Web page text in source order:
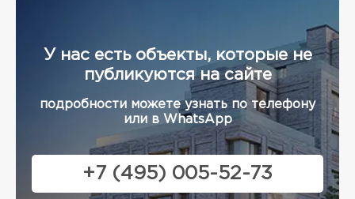
У нас есть объекты, которые не
публикуются на сайте
подробности можете узнать по телефону
или в WhatsApp
+7 (495) 005-52-73